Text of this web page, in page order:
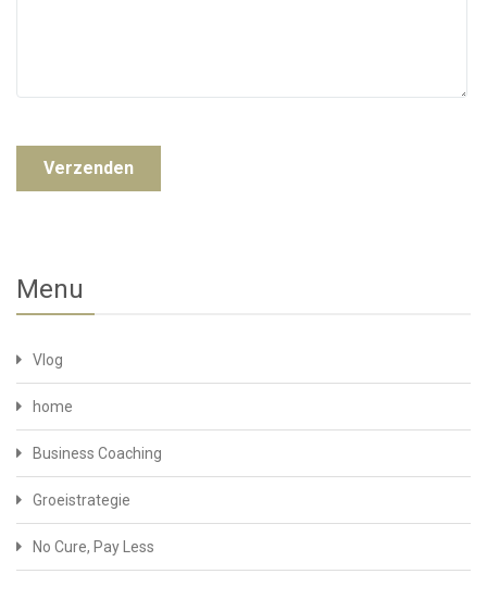
Menu
Vlog
home
Business Coaching
Groeistrategie
No Cure, Pay Less